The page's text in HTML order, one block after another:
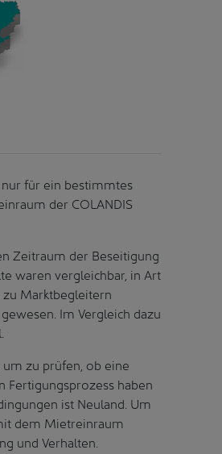
nur für ein bestimmtes
der COLANDIS
Zeitraum der Beseitigung
waren vergleichbar, in Art
zu Marktbegleitern
Im Vergleich dazu
zu prüfen, ob eine
Fertigungsprozess haben
ist Neuland. Um
dem Mietreinraum
und Verhalten.